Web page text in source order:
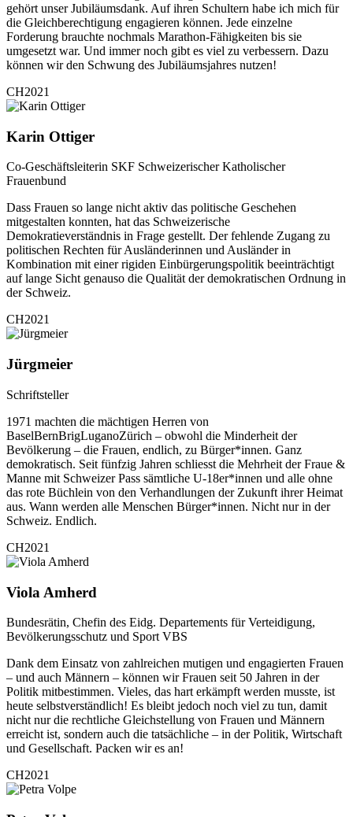
gehört unser Jubiläumsdank. Auf ihren Schultern habe ich mich für
die Gleichberechtigung engagieren können. Jede einzelne
Forderung brauchte nochmals Marathon-Fähigkeiten bis sie
umgesetzt war. Und immer noch gibt es viel zu verbessern. Dazu
können wir den Schwung des Jubiläumsjahres nutzen!
CH2021
Karin Ottiger
Co-Geschäftsleiterin SKF Schweizerischer Katholischer
Frauenbund
Dass Frauen so lange nicht aktiv das politische Geschehen
mitgestalten konnten, hat das Schweizerische
Demokratieverständnis in Frage gestellt. Der fehlende Zugang zu
politischen Rechten für Ausländerinnen und Ausländer in
Kombination mit einer rigiden Einbürgerungspolitik beeinträchtigt
auf lange Sicht genauso die Qualität der demokratischen Ordnung in
der Schweiz.
CH2021
Jürgmeier
Schriftsteller
1971 machten die mächtigen Herren von
BaselBernBrigLuganoZürich – obwohl die Minderheit der
Bevölkerung – die Frauen, endlich, zu Bürger*innen. Ganz
demokratisch. Seit fünfzig Jahren schliesst die Mehrheit der Fraue &
Manne mit Schweizer Pass sämtliche U-18er*innen und alle ohne
das rote Büchlein von den Verhandlungen der Zukunft ihrer Heimat
aus. Wann werden alle Menschen Bürger*innen. Nicht nur in der
Schweiz. Endlich.
CH2021
Viola Amherd
Bundesrätin, Chefin des Eidg. Departements für Verteidigung,
Bevölkerungsschutz und Sport VBS
Dank dem Einsatz von zahlreichen mutigen und engagierten Frauen
– und auch Männern – können wir Frauen seit 50 Jahren in der
Politik mitbestimmen. Vieles, das hart erkämpft werden musste, ist
heute selbstverständlich! Es bleibt jedoch noch viel zu tun, damit
nicht nur die rechtliche Gleichstellung von Frauen und Männern
erreicht ist, sondern auch die tatsächliche – in der Politik, Wirtschaft
und Gesellschaft. Packen wir es an!
CH2021